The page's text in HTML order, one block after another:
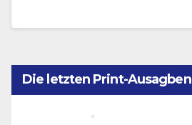
Die letzten Print-Ausagben